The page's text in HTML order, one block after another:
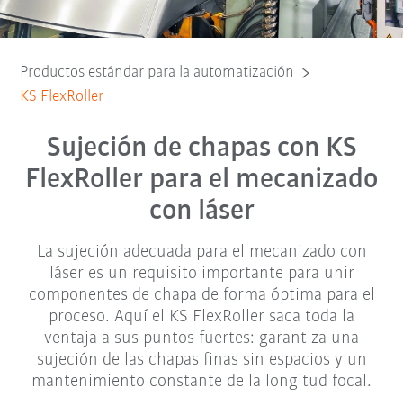
Productos estándar para la automatización
KS FlexRoller
Sujeción de chapas con KS
FlexRoller para el mecanizado
con láser
La sujeción adecuada para el mecanizado con
láser es un requisito importante para unir
componentes de chapa de forma óptima para el
proceso. Aquí el KS FlexRoller saca toda la
ventaja a sus puntos fuertes: garantiza una
sujeción de las chapas finas sin espacios y un
mantenimiento constante de la longitud focal.